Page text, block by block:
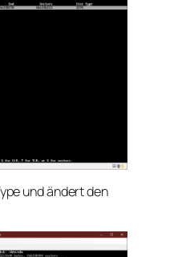
und ändert den